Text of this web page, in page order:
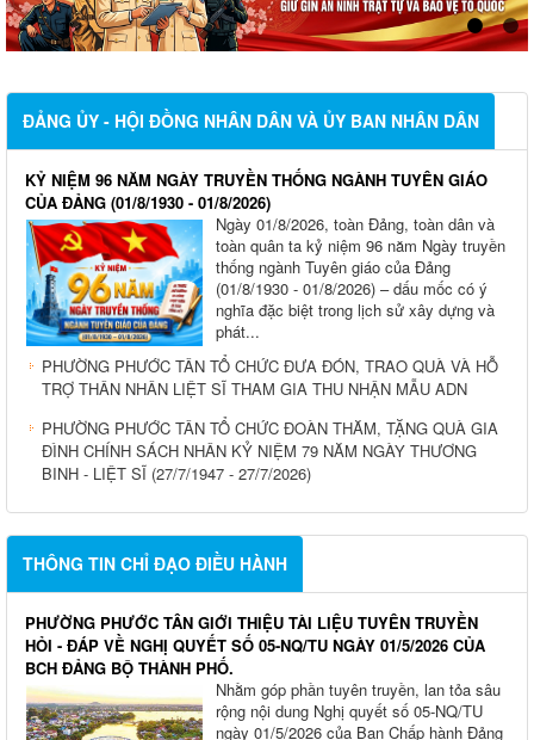
ĐẢNG ỦY - HỘI ĐỒNG NHÂN DÂN VÀ ỦY BAN NHÂN DÂN
KỶ NIỆM 96 NĂM NGÀY TRUYỀN THỐNG NGÀNH TUYÊN GIÁO
CỦA ĐẢNG (01/8/1930 - 01/8/2026)
Ngày 01/8/2026, toàn Đảng, toàn dân và
toàn quân ta kỷ niệm 96 năm Ngày truyền
thống ngành Tuyên giáo của Đảng
(01/8/1930 - 01/8/2026) – dấu mốc có ý
nghĩa đặc biệt trong lịch sử xây dựng và
phát...
PHƯỜNG PHƯỚC TÂN TỔ CHỨC ĐƯA ĐÓN, TRAO QUÀ VÀ HỖ
TRỢ THÂN NHÂN LIỆT SĨ THAM GIA THU NHẬN MẪU ADN
PHƯỜNG PHƯỚC TÂN TỔ CHỨC ĐOÀN THĂM, TẶNG QUÀ GIA
ĐÌNH CHÍNH SÁCH NHÂN KỶ NIỆM 79 NĂM NGÀY THƯƠNG
BINH - LIỆT SĨ (27/7/1947 - 27/7/2026)
THÔNG TIN CHỈ ĐẠO ĐIỀU HÀNH
PHƯỜNG PHƯỚC TÂN GIỚI THIỆU TÀI LIỆU TUYÊN TRUYỀN
HỎI - ĐÁP VỀ NGHỊ QUYẾT SỐ 05-NQ/TU NGÀY 01/5/2026 CỦA
BCH ĐẢNG BỘ THÀNH PHỐ.
Nhằm góp phần tuyên truyền, lan tỏa sâu
rộng nội dung Nghị quyết số 05-NQ/TU
ngày 01/5/2026 của Ban Chấp hành Đảng